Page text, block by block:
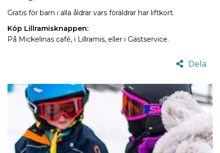
Gratis för barn i alla åldrar vars föräldrar har liftkort.
Köp Lillramisknappen:
På Mickelinas café, i Lillramis, eller i Gästservice.
Dela